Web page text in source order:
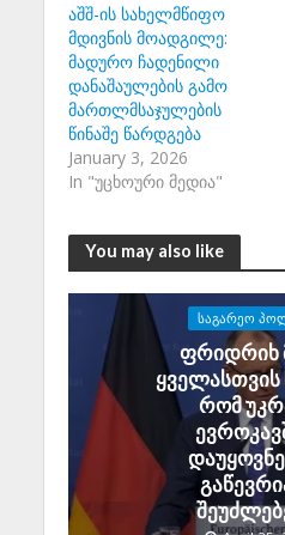
აშშ-ის სახელმწიფო
მდივნის მოადგილე:
მადურო ჩადენილი
დანაშაულების გამო
მართლმსაჯულების
წინაშე წარდგება
January 3, 2026
In "უცხოური მედია"
You may also like
ᲡᲐᲒᲐᲠᲔᲝ
ფრიდრიხ
რომ